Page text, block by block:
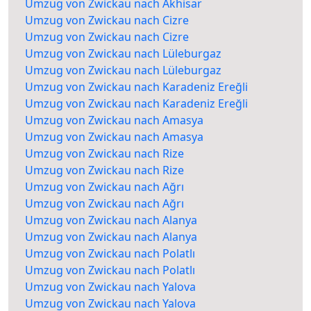
Umzug von Zwickau nach Akhisar
Umzug von Zwickau nach Cizre
Umzug von Zwickau nach Cizre
Umzug von Zwickau nach Lüleburgaz
Umzug von Zwickau nach Lüleburgaz
Umzug von Zwickau nach Karadeniz Ereğli
Umzug von Zwickau nach Karadeniz Ereğli
Umzug von Zwickau nach Amasya
Umzug von Zwickau nach Amasya
Umzug von Zwickau nach Rize
Umzug von Zwickau nach Rize
Umzug von Zwickau nach Ağrı
Umzug von Zwickau nach Ağrı
Umzug von Zwickau nach Alanya
Umzug von Zwickau nach Alanya
Umzug von Zwickau nach Polatlı
Umzug von Zwickau nach Polatlı
Umzug von Zwickau nach Yalova
Umzug von Zwickau nach Yalova